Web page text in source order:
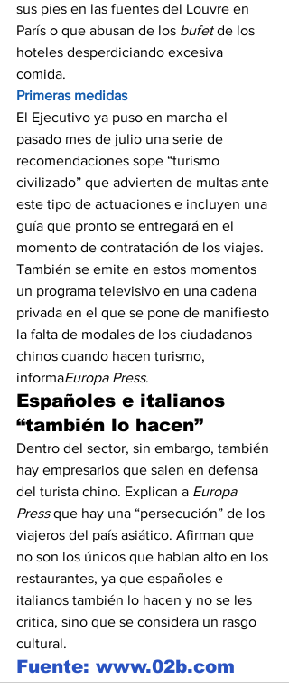
sus pies en las fuentes del Louvre en
París o que abusan de los bufet de los
hoteles desperdiciando excesiva
comida.
Primeras medidas
El Ejecutivo ya puso en marcha el
pasado mes de julio una serie de
recomendaciones sope “turismo
civilizado” que advierten de multas ante
este tipo de actuaciones e incluyen una
guía que pronto se entregará en el
momento de contratación de los viajes.
También se emite en estos momentos
un programa televisivo en una cadena
privada en el que se pone de manifiesto
la falta de modales de los ciudadanos
chinos cuando hacen turismo,
informaEuropa Press.
Españoles e italianos
“también lo hacen”
Dentro del sector, sin embargo, también
hay empresarios que salen en defensa
del turista chino. Explican a Europa
Press que hay una “persecución” de los
viajeros del país asiático. Afirman que
no son los únicos que hablan alto en los
restaurantes, ya que españoles e
italianos también lo hacen y no se les
critica, sino que se considera un rasgo
cultural.
Fuente: www.02b.com